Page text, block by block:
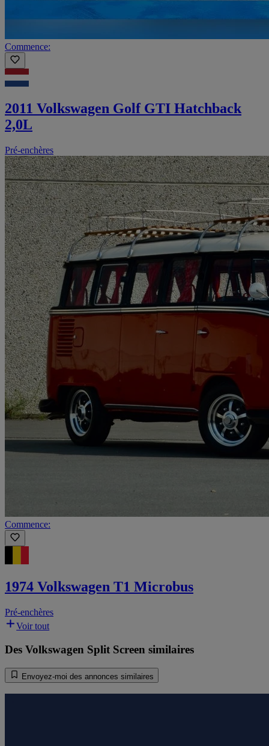
Commence:
2011 Volkswagen Golf GTI Hatchback
2,0L
Pré-enchères
Commence:
1974 Volkswagen T1 Microbus
Pré-enchères
Voir tout
Des Volkswagen Split Screen similaires
Envoyez-moi des annonces similaires